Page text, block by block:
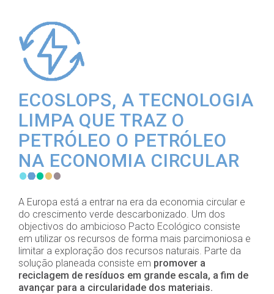
ECOSLOPS, A TECNOLOGIA
LIMPA QUE TRAZ O
PETRÓLEO O PETRÓLEO
NA ECONOMIA CIRCULAR
A Europa está a entrar na era da economia circular e
do crescimento verde descarbonizado. Um dos
objectivos do ambicioso Pacto Ecológico consiste
em utilizar os recursos de forma mais parcimoniosa e
limitar a exploração dos recursos naturais. Parte da
solução planeada consiste em promover a
reciclagem de resíduos em grande escala, a fim de
avançar para a circularidade dos materiais.